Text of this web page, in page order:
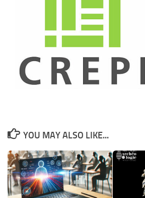
YOU MAY ALSO LIKE...